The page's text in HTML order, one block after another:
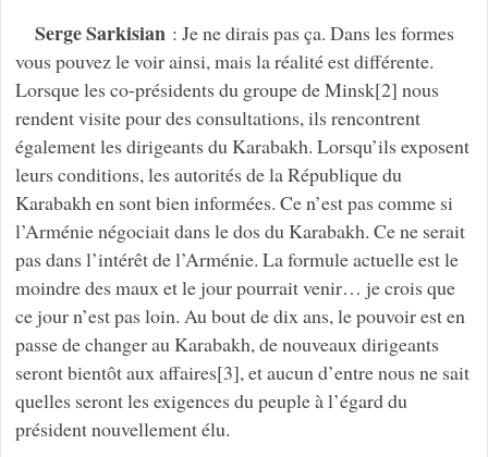
Serge Sarkisian: Je ne dirais pas ça. Dans les formes
vous pouvez le voir ainsi, mais la réalité est différente.
Lorsque les co-présidents du groupe de Minsk[2] nous
rendent visite pour des consultations, ils rencontrent
également les dirigeants du Karabakh. Lorsqu’ils exposent
leurs conditions, les autorités de la République du
Karabakh en sont bien informées. Ce n’est pas comme si
l’Arménie négociait dans le dos du Karabakh. Ce ne serait
pas dans l’intérêt de l’Arménie. La formule actuelle est le
moindre des maux et le jour pourrait venir… je crois que
ce jour n’est pas loin. Au bout de dix ans, le pouvoir est en
passe de changer au Karabakh, de nouveaux dirigeants
seront bientôt aux affaires[3], et aucun d’entre nous ne sait
quelles seront les exigences du peuple à l’égard du
président nouvellement élu.